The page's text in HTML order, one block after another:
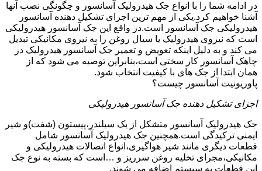
در ادامه شما را با انواع جک هیدرولیک آسانسور و چگونگی نصب آنها
آشنا خواهیم کرد.یکی از مهم ترین اجزای تشکیل دهنده آسانسور
هیدرولیکی جک آسانسور است.در واقع این جک آسانسور هیدرولیکی
است که نیروی هیدرولیک یا سیال روغن را به نیروی مکانیکی تبدیل
می کند و به دلیل اینکه تعویض و تعمیر جک آسانسور هیدرولیک در
چاهک آسانسور کار سختی است،بنابراین توصیه می شود که از
همان ابتدا از جک های با کیفیت انتخاب شود.
پاوریونیت آسانسور چیست؟
اجزای تشکیل دهنده جک آسانسور هیدرولیکی
جک هیدرولیک آسانسور متشکل از یک سیلندر،پیستون (شفت)و شیر
ایمنی ترکیدگی است.همچنین جک هیدرولیک آسانسور شامل
قطعات دیگری مانند شیر هواگیری،انواع اتصالات هیدرولیکی و
مکانیکی،مجرای تخلیه روغن سرریز و …است که بسته به نوع جک
این قطعات به سیستم اضافه می شوند.